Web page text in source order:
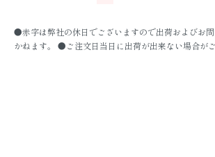
●赤字は弊社の休日でございますので出荷およびお
かねます。 ●ご注文日当日に出荷が出来ない場合がご